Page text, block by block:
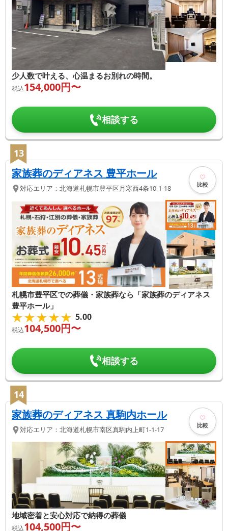
少人数で叶える、心温まるお別れの時間。
税込154,000円〜
相談する
13
家族葬のディアネス 豊平ホール
対応エリア： 北海道札幌市豊平区月寒西4条10-1-18 比較
札幌市豊平区での葬儀・家族葬なら「家族葬のディアネス
豊平ホール」
★★★★★
★★★★★ 5.00
税込104,500円〜
相談する
14
家族葬のディアネス 真駒内ホール
対応エリア： 北海道札幌市南区真駒内上町1-1-17 比較
地域密着と安心対応で納得の葬儀
税込104,500円〜